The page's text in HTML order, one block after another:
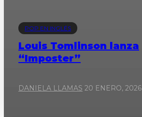
POP EN INGLÉS
Louis Tomlinson lanza
“Imposter”
DANIELA LLAMAS 20 ENERO, 2026